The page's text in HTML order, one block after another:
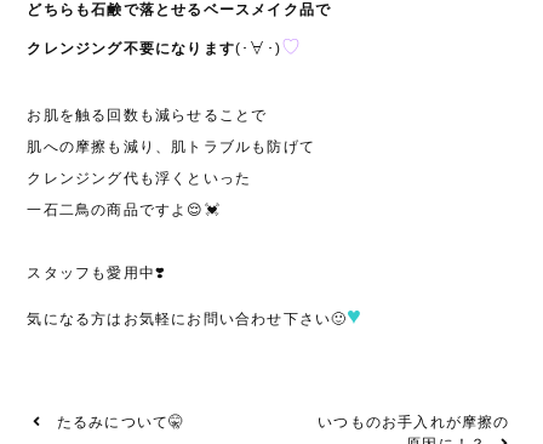
どちらも石鹸で落とせるベースメイク品で
クレンジング不要になります(･∀･)♡
お肌を触る回数も減らせることで
肌への摩擦も減り、肌トラブルも防げて
クレンジング代も浮くといった
一石二鳥の商品ですよ😌💓
スタッフも愛用中❣️
気になる方はお気軽にお問い合わせ下さい🙂♥
たるみについて🤫
いつものお手入れが摩擦の